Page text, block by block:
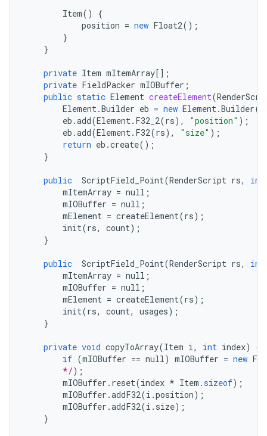
Item()
{
position = new Float2();
}
}
private Item mItemArray[];
private FieldPacker mIOBuffer ;
public static Element createElement(
Element.Builder eb = new Element.Builder(
eb .add(Element. F32_2(rs), "position" );
eb .add(Element. F32(rs), "size" );
return eb .create();
}
public ScriptField_Point(RenderScript rs,
int
mItemArray = null ;
mIOBuffer = null ;
mElement = createElement(rs);
init(rs, count);
}
public ScriptField_Point(RenderScript rs,
int
mItemArray = null ;
mIOBuffer = null ;
mElement = createElement(rs);
init(rs, count, usages);
}
private void copyToArray(Item i, int index)
{
if (mIOBuffer == null) mIOBuffer = new
        */
);
mIOBuffer . reset(index * Item .sizeof);
mIOBuffer .addF32(i .position);
mIOBuffer .addF32(i . size);
}